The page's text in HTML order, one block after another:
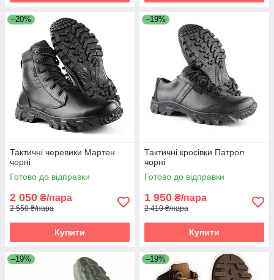
–20%
Тактичні черевики Мартен
чорні
Готово до відправки
2 050 ₴/пара
2 550 ₴/пара
Купити
–19%
Тактичні кросівки Патрол
чорні
Готово до відправки
1 950 ₴/пара
2 410 ₴/пара
Купити
–19% –19%